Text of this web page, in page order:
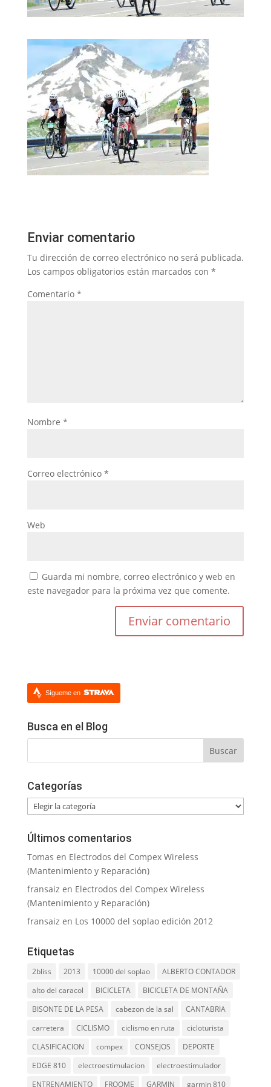
Enviar comentario
Tu dirección de correo electrónico no será publicada.
Los campos obligatorios están marcados con *
Comentario *
Nombre *
Correo electrónico *
Web
Guarda mi nombre, correo electrónico y web en
este navegador para la próxima vez que comente.
Sígueme en
Busca en el Blog
Categorías
Categorías
Últimos comentarios
Tomas en Electrodos del Compex Wireless
(Mantenimiento y Reparación)
fransaiz en Electrodos del Compex Wireless
(Mantenimiento y Reparación)
fransaiz en Los 10000 del soplao edición 2012
Etiquetas
2bliss 2013 10000 del soplao
ALBERTO CONTADOR
alto del caracol
BICICLETA
BICICLETA DE MONTAÑA
BISONTE DE LA PESA
cabezon de la sal
CANTABRIA
carretera
CICLISMO ciclismo en ruta
cicloturista
CLASIFICACION
compex CONSEJOS
DEPORTE
EDGE 810
electroestimulacion
electroestimulador
ENTRENAMIENTO
FROOME GARMIN garmin 810